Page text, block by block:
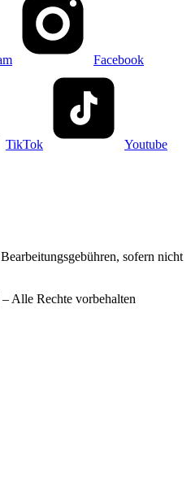
Facebook
TikTok Youtube
sofern nicht
Alle Rechte vorbehalten